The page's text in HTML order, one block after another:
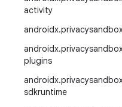
activity
androidx.
androidx.
plugins
androidx.
sdkruntime